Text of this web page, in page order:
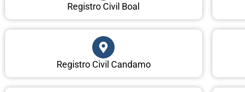
Registro Civil Boal
Registro Civil Candamo